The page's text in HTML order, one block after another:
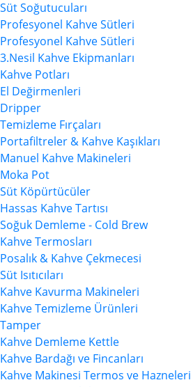
Süt Soğutucuları
Profesyonel Kahve Sütleri
Profesyonel Kahve Sütleri
3.Nesil Kahve Ekipmanları
Kahve Potları
El Değirmenleri
Dripper
Temizleme Fırçaları
Portafiltreler & Kahve Kaşıkları
Manuel Kahve Makineleri
Moka Pot
Süt Köpürtücüler
Hassas Kahve Tartısı
Soğuk Demleme - Cold Brew
Kahve Termosları
Posalık & Kahve Çekmecesi
Süt Isıtıcıları
Kahve Kavurma Makineleri
Kahve Temizleme Ürünleri
Tamper
Kahve Demleme Kettle
Kahve Bardağı ve Fincanları
Kahve Makinesi Termos ve Hazneleri